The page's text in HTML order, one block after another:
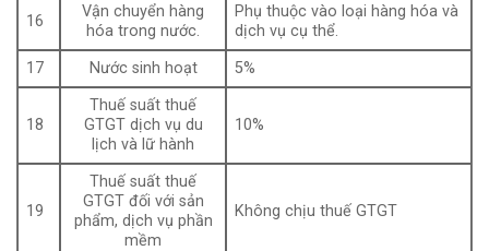
16
Vận chuyển hàng
hóa trong nước.
Phụ thuộc vào loại hàng hóa và
dịch vụ cụ thể.
17
Nước sinh hoạt 5%
18
Thuế suất thuế
GTGT dịch vụ du
lịch và lữ hành
10%
19
Thuế suất thuế
GTGT đối với sản
phẩm, dịch vụ phần
mềm
Không chịu thuế GTGT